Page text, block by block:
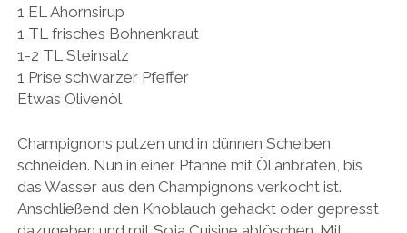
1 EL Ahornsirup
1 TL frisches Bohnenkraut
1-2 TL Steinsalz
1 Prise schwarzer Pfeffer
Etwas Olivenöl
Champignons putzen und in dünnen Scheiben
schneiden. Nun in einer Pfanne mit Öl anbraten, bis
das Wasser aus den Champignons verkocht ist.
Anschließend den Knoblauch gehackt oder gepresst